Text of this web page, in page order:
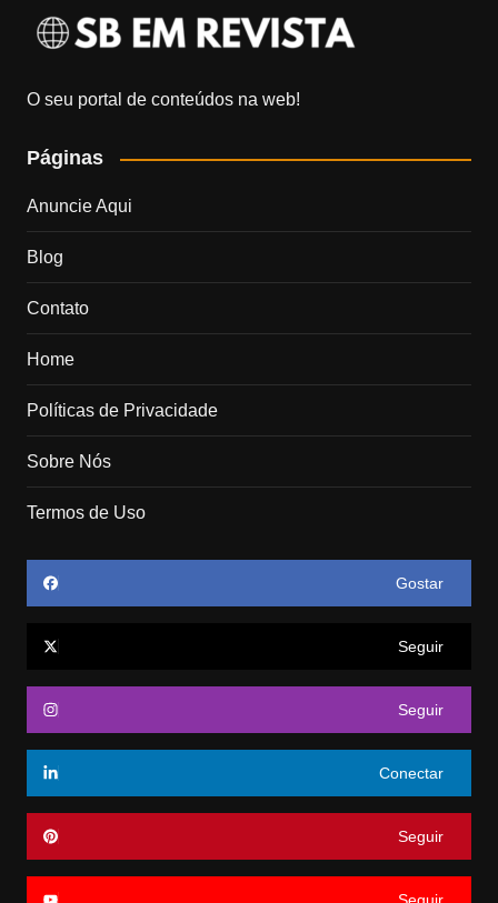
O seu portal de conteúdos na web!
Páginas
Anuncie Aqui
Blog
Contato
Home
Políticas de Privacidade
Sobre Nós
Termos de Uso
Gostar
Seguir
Seguir
Conectar
Seguir